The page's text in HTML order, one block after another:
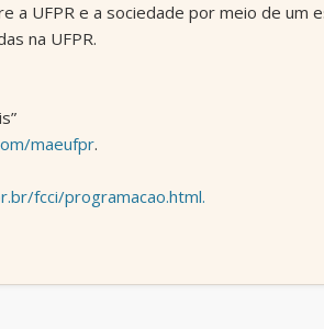
UFPR e a sociedade por meio de um
na UFPR.
maeufpr.
fcci/programacao.html.